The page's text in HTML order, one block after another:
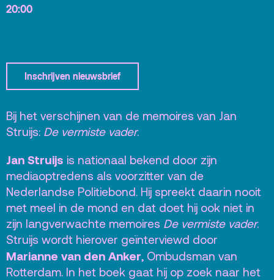
Kerktuin
& historie
20:00
Inschrijven nieuwsbrief
Bij het verschijnen van de memoires van Jan
Struijs: De vermiste vader.
Jan Struijs is nationaal bekend door zijn
mediaoptredens als voorzitter van de
Nederlandse Politiebond. Hij spreekt daarin nooit
met meel in de mond en dat doet hij ook niet in
zijn langverwachte memoires De vermiste vader.
Struijs wordt hierover geïnterviewd door
Marianne van den Anker, Ombudsman van
Rotterdam. In het boek gaat hij op zoek naar het